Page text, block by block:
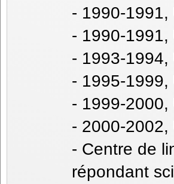
- 1990-
- 1990-
- 1993-
- 1995-
- 1999-
- 2000-
- Centre de
répondant